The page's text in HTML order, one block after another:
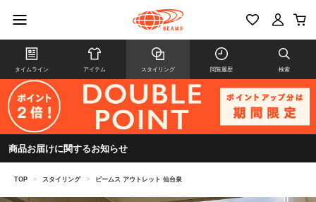
タイムライン アイテム スタイリング 閲覧履歴 検索
商品お届けに関するお知らせ
TOP > スタイリング > ビームス アウトレット 仙台泉